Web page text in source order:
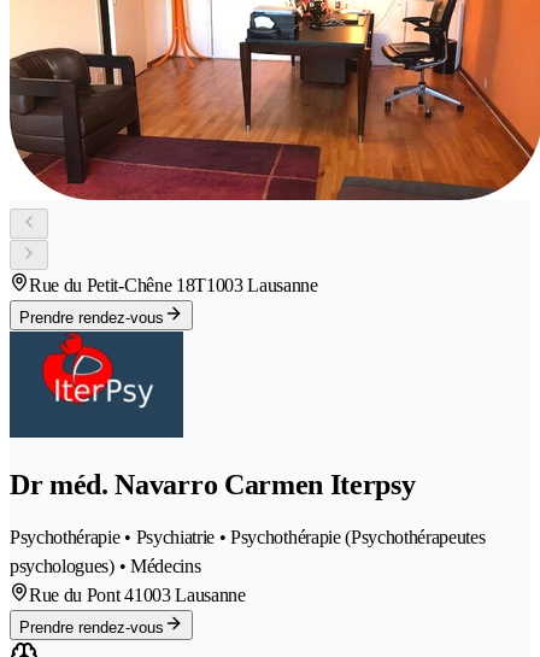
Rue du Petit-Chêne 18T1003 Lausanne
Prendre rendez-vous
Dr méd. Navarro Carmen Iterpsy
Psychothérapie • Psychiatrie • Psychothérapie (Psychothérapeutes
psychologues) • Médecins
Rue du Pont 41003 Lausanne
Prendre rendez-vous